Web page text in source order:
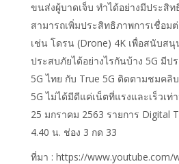
ขนส่งผู้บาดเจ็บ ทำได้อย่างมีประสิท
สามารถเพิ่มประสิทธิภาพการเชื่อม
เช่น โดรน (Drone) 4K เพื่อสนับสนุ
ประสบภัยได้อย่างไรกันบ้าง 5G มีป
5G ไทย กับ True 5G ติดตามชมค
5G ไม่ได้มีดีแค่เน็ตที่แรงและเร็วเ
25 มกราคม 2563 รายการ Digital
4.40 น. ช่อง 3 กด 33
ที่มา : https://www.youtube.com/